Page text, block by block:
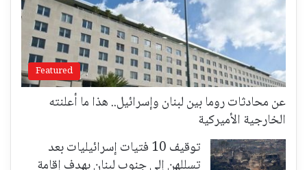
Featured
عن محادثات روما بين لبنان وإسرائيل.. هذا ما أعلنته
الخارجية الأميركية
توقيف 10 فتيات إسرائيليات بعد